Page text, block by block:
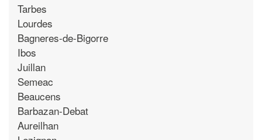
Tarbes
Lourdes
Bagneres-de-Bigorre
Ibos
Juillan
Semeac
Beaucens
Barbazan-Debat
Aureilhan